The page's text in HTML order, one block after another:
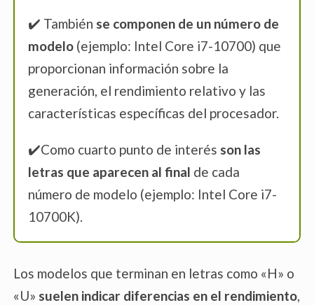
✔️ También se componen de un número de
modelo (ejemplo: Intel Core i7-10700) que
proporcionan información sobre la
generación, el rendimiento relativo y las
características específicas del procesador.
✔️Como cuarto punto de interés son las
letras que aparecen al final de cada
número de modelo (ejemplo: Intel Core i7-
10700K).
Los modelos que terminan en letras como «H» o
«U» suelen indicar diferencias en el rendimiento,